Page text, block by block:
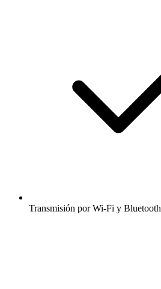
Transmisión por Wi-Fi y Bluetooth